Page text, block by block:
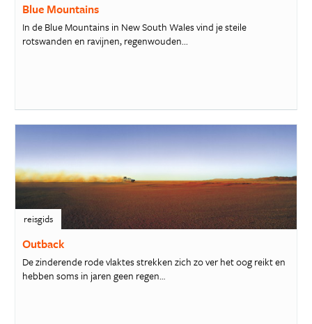
Blue Mountains
In de Blue Mountains in New South Wales vind je steile
rotswanden en ravijnen, regenwouden...
reisgids
Outback
De zinderende rode vlaktes strekken zich zo ver het oog reikt en
hebben soms in jaren geen regen…